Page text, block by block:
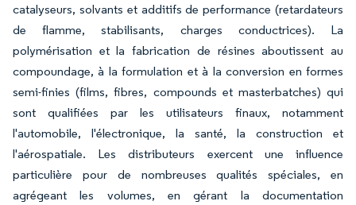
catalyseurs, solvants et additifs de performance (retardateurs
de flamme, stabilisants, charges conductrices). La
polymérisation et la fabrication de résines aboutissent au
compoundage, à la formulation et à la conversion en formes
semi-finies (films, fibres, compounds et masterbatches) qui
sont qualifiées par les utilisateurs finaux, notamment
l'automobile, l'électronique, la santé, la construction et
l'aérospatiale. Les distributeurs exercent une influence
particulière pour de nombreuses qualités spéciales, en
agrégeant les volumes, en gérant la documentation